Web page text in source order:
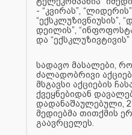
- “კვირას”, “ლიდერის”,
“ექსკლუზივნიუსის”,
დეილის”,
და
სადავო მასალები,
ძალადობრივი
მსგავსი აქციების
ქვეყნებიდან
დადანაშაულებული,
მედიებმა თითქმის
გაავრცელეს.